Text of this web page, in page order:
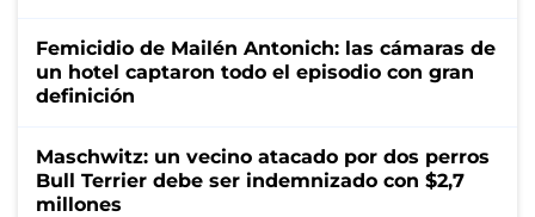
Femicidio de Mailén Antonich: las cámaras de
un hotel captaron todo el episodio con gran
definición
Maschwitz: un vecino atacado por dos perros
Bull Terrier debe ser indemnizado con $2,7
millones